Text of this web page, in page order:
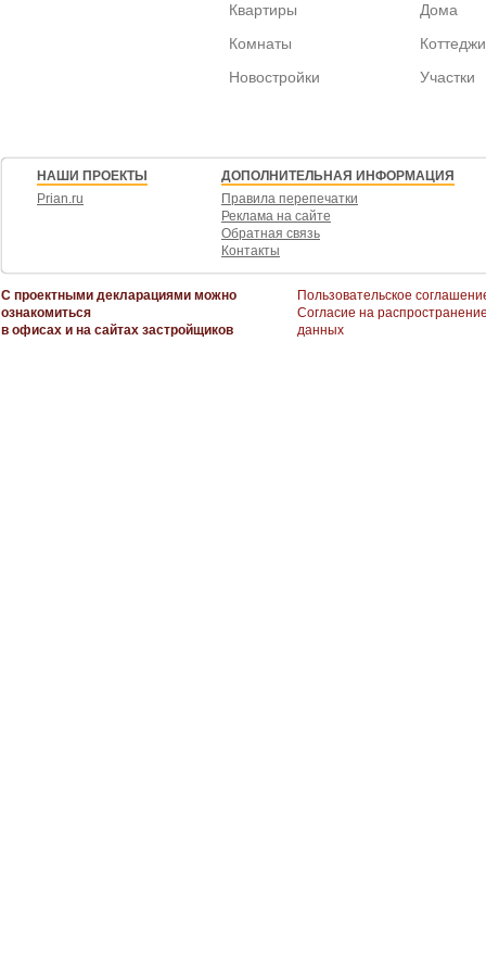
Квартиры
Комнаты
Новостройки
Дома
Коттеджи
Участки
НАШИ ПРОЕКТЫ
Prian.ru
ДОПОЛНИТЕЛЬНАЯ ИНФОРМАЦИЯ
Правила перепечатки
Реклама на сайте
Обратная связь
Контакты
С проектными декларациями можно
ознакомиться
в офисах и на сайтах застройщиков
Пользовательское
Согласие на
данных